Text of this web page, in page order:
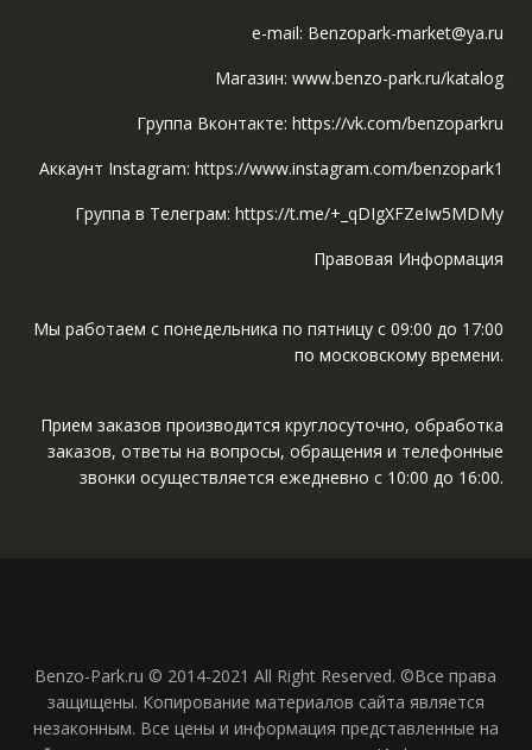
e-mail: Benzopark-market@ya.ru
Магазин: www.benzo-park.ru/katalog
Группа Вконтакте: https://vk.com/benzoparkru
Аккаунт Instagram: https://www.instagram.com/benzopark1
Группа в Телеграм: https://t.me/+_qDIgXFZeIw5MDMy
Правовая Информация
Мы работаем с понедельника по пятницу с 09:00 до 17:00
по московскому времени.
Прием заказов производится круглосуточно, обработка
заказов, ответы на вопросы, обращения и телефонные
звонки осуществляется ежедневно с 10:00 до 16:00.
Benzo-Park.ru © 2014-2021 All Right Reserved. ©Все права
защищены. Копирование материалов сайта является
незаконным. Все цены и информация представленные на